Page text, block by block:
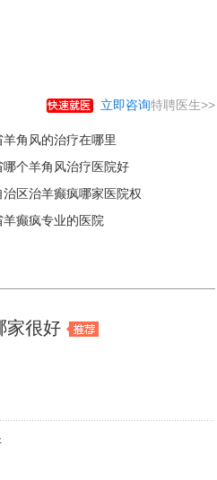
立即咨询特聘医生>>
羊角风的治疗在哪里
哪个羊角风治疗医院好
治区治羊癫疯哪家医院权
羊癫疯专业的医院
家很好